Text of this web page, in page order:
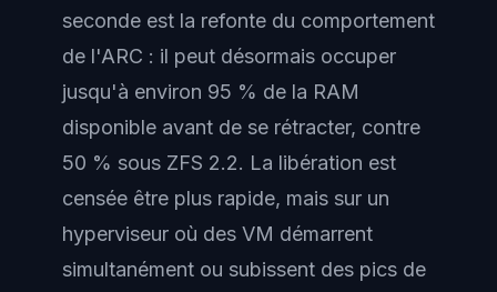
seconde est la refonte du comportement
de l'ARC : il peut désormais occuper
jusqu'à environ 95 % de la RAM
disponible avant de se rétracter, contre
50 % sous ZFS 2.2. La libération est
censée être plus rapide, mais sur un
hyperviseur où des VM démarrent
simultanément ou subissent des pics de